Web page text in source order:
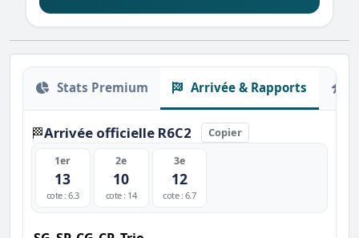
Stats Premium Arrivée & Rapports
🏁Arrivée officielle R6C2 Copier
1er
13
cote : 6.3
2e
10
cote : 14
3e
12
cote : 6.7